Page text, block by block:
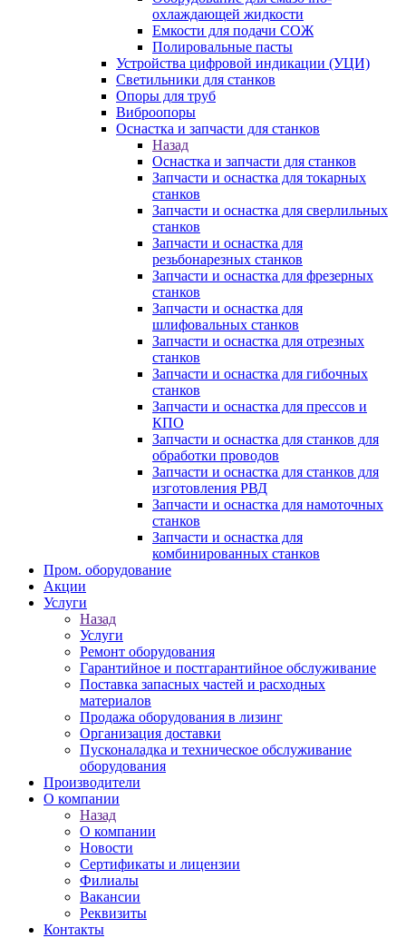
охлаждающей жидкости
Емкости для подачи СОЖ
Полировальные пасты
Устройства цифровой индикации (УЦИ)
Светильники для станков
Опоры для труб
Виброопоры
Оснастка и запчасти для станков
Назад
Оснастка и запчасти для станков
Запчасти и оснастка для токарных
станков
Запчасти и оснастка для сверлильных
станков
Запчасти и оснастка для
резьбонарезных станков
Запчасти и оснастка для фрезерных
станков
Запчасти и оснастка для
шлифовальных станков
Запчасти и оснастка для отрезных
станков
Запчасти и оснастка для гибочных
станков
Запчасти и оснастка для прессов и
КПО
Запчасти и оснастка для станков для
обработки проводов
Запчасти и оснастка для станков для
изготовления РВД
Запчасти и оснастка для намоточных
станков
Запчасти и оснастка для
комбинированных станков
Пром. оборудование
Акции
Услуги
Назад
Услуги
Ремонт оборудования
Гарантийное и постгарантийное обслуживание
Поставка запасных частей и расходных
материалов
Продажа оборудования в лизинг
Организация доставки
Пусконаладка и техническое обслуживание
оборудования
Производители
О компании
Назад
О компании
Новости
Сертификаты и лицензии
Филиалы
Вакансии
Реквизиты
Контакты